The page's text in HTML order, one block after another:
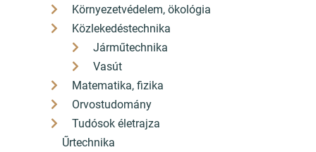
Környezetvédelem, ökológia
Közlekedéstechnika
Járműtechnika
Vasút
Matematika, fizika
Orvostudomány
Tudósok életrajza
Űrtechnika